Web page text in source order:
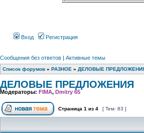
Вход Регистрация
Сообщения без ответов | Активные темы
Список форумов » РАЗНОЕ » ДЕЛОВЫЕ
ДЕЛОВЫЕ ПРЕДЛОЖЕНИЯ
Модераторы: FIMA, Dmitry 65
Страница 1 из 4 [ Тем: 83 ]